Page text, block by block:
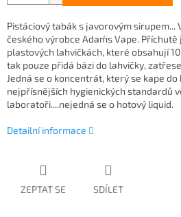
Pistáciový tabák s javorovým sirupem...
českého výrobce Adam´s Vape.
plastových lahvičkách, které obsahují
tak pouze přidá bázi do lahvičky,
Jedná se o koncentrát, který se kape
nejpřísnějších hygienických standardů
laboratoři....nejedná se o hotový liquid.
Detailní informace
ZEPTAT SE SDÍLET